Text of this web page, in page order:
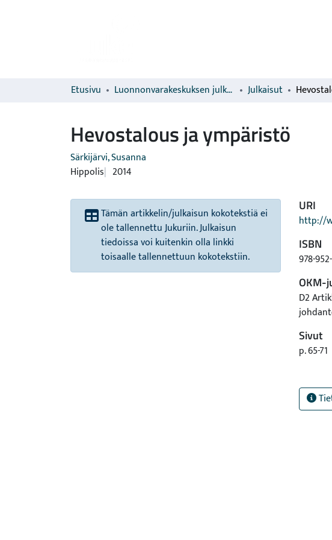
Etusivu Luonnonvarakeskuksen julkaisut Julkaisut
Hevostalous ja ympäristö
Särkijärvi, Susanna
Hippolis 2014
Tämän artikkelin/julkaisun kokotekstiä ei
ole tallennettu Jukuriin. Julkaisun
tiedoissa voi kuitenkin olla linkki
toisaalle tallennettuun kokotekstiin.
URI
http://
ISBN
978-
OKM-
D2
Sivut
p. 65-71